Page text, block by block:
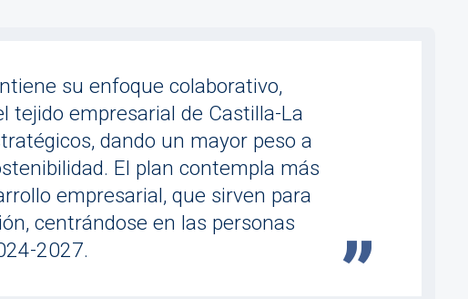
su enfoque colaborativo,
tejido empresarial de Castilla-La
dando un mayor peso a
El plan contempla más
empresarial, que sirven para
centrándose en las personas
2027.